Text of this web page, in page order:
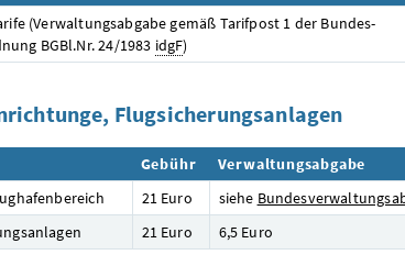
(Verwaltungsabgabe gemäß Tarifpost 1 der Bundes-
BGBl.Nr. 24/1983 idgF)
Flugsicherungsanlagen
Gebühr
Verwaltungsabgabe
21 Euro siehe
21 Euro 6,5 Euro